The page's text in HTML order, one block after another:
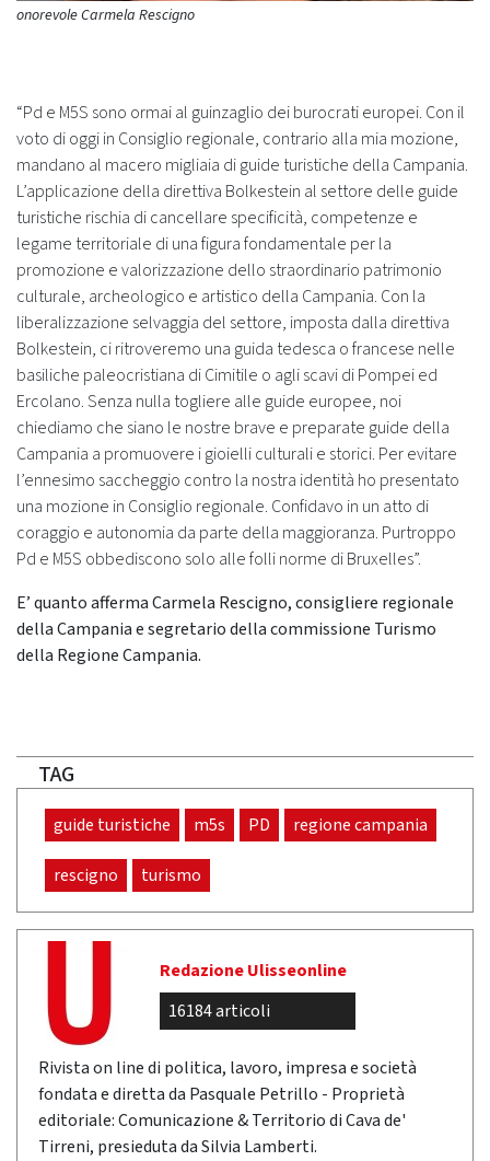
onorevole Carmela Rescigno
“Pd e M5S sono ormai al guinzaglio dei burocrati europei. Con il
voto di oggi in Consiglio regionale, contrario alla mia mozione,
mandano al macero migliaia di guide turistiche della Campania.
L’applicazione della direttiva Bolkestein al settore delle guide
turistiche rischia di cancellare specificità, competenze e
legame territoriale di una figura fondamentale per la
promozione e valorizzazione dello straordinario patrimonio
culturale, archeologico e artistico della Campania. Con la
liberalizzazione selvaggia del settore, imposta dalla direttiva
Bolkestein, ci ritroveremo una guida tedesca o francese nelle
basiliche paleocristiana di Cimitile o agli scavi di Pompei ed
Ercolano. Senza nulla togliere alle guide europee, noi
chiediamo che siano le nostre brave e preparate guide della
Campania a promuovere i gioielli culturali e storici. Per evitare
l’ennesimo saccheggio contro la nostra identità ho presentato
una mozione in Consiglio regionale. Confidavo in un atto di
coraggio e autonomia da parte della maggioranza. Purtroppo
Pd e M5S obbediscono solo alle folli norme di Bruxelles”.
E’ quanto afferma Carmela Rescigno, consigliere regionale
della Campania e segretario della commissione Turismo
della Regione Campania.
TAG
guide turistiche m5s PD regione campania
rescigno turismo
Redazione Ulisseonline
16184 articoli
Rivista on line di politica, lavoro, impresa e società
fondata e diretta da Pasquale Petrillo - Proprietà
editoriale: Comunicazione & Territorio di Cava de'
Tirreni, presieduta da Silvia Lamberti.